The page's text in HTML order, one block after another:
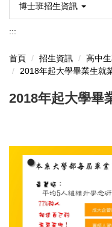
博士班招生資訊
:::
首頁 招生資訊
高中
2018年起大學畢業生就
2018年起大學畢